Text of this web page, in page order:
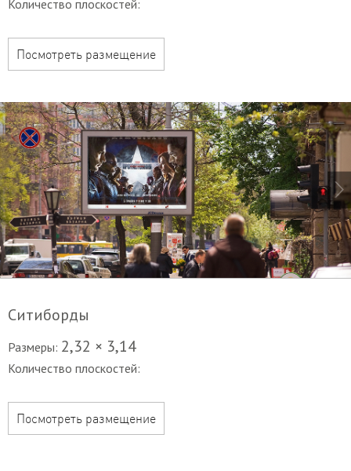
Количество плоскостей:
Посмотреть размещение
Ситиборды
Размеры: 2,32 × 3,14
Количество плоскостей:
Посмотреть размещение